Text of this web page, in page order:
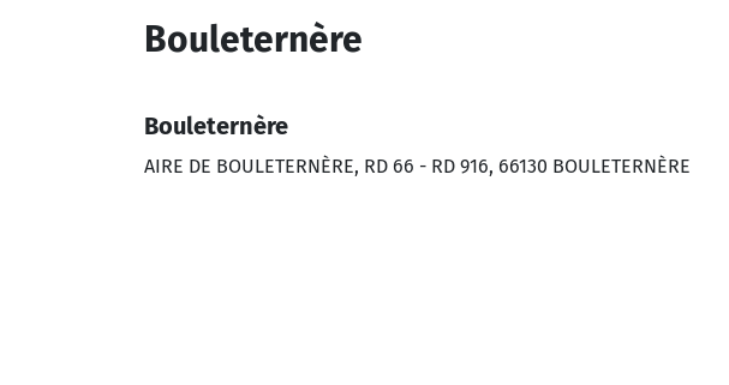
Bouleternère
Bouleternère
AIRE DE BOULETERNÈRE, RD 66 - RD 916, 66130 BOULETERNÈRE